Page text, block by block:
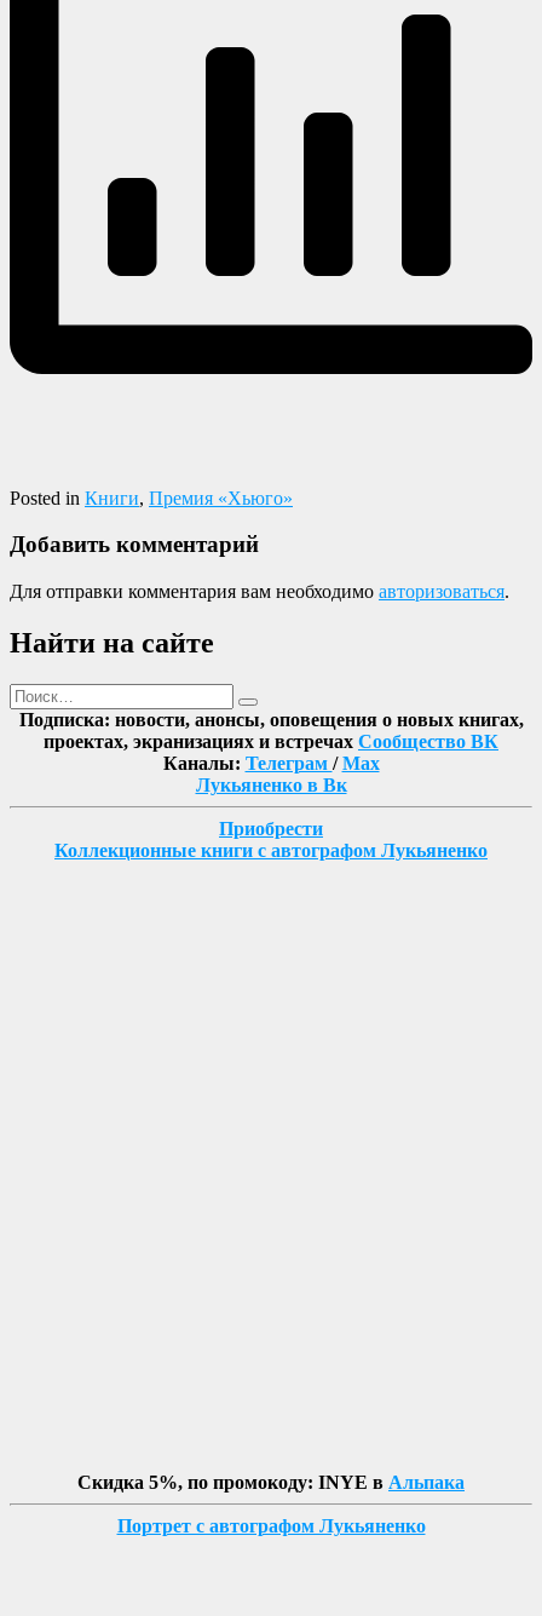
Posted in Книги, Премия «Хьюго»
Добавить комментарий
Для отправки комментария вам необходимо авторизоваться.
Найти на сайте
Поиск
Найти
Подписка: новости, анонсы, оповещения о новых книгах,
проектах, экранизациях и встречах Сообщество ВК
Каналы: Телеграм /Max
Лукьяненко в Вк
Приобрести
Коллекционные книги с автографом Лукьяненко
Скидка 5%, по промокоду: INYE в Альпака
Портрет с автографом Лукьяненко